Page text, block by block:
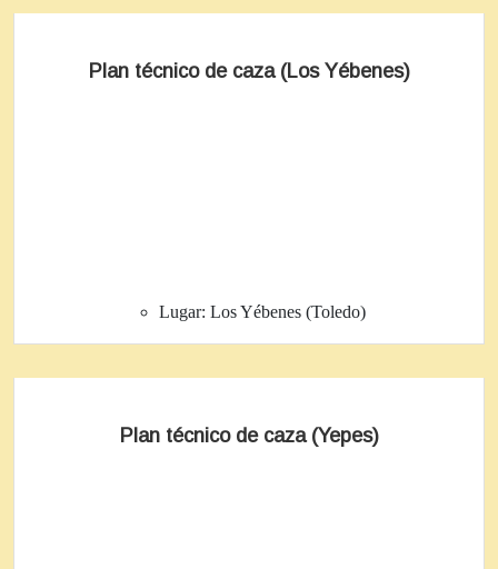
Plan técnico de caza (Los Yébenes)
Lugar: Los Yébenes (Toledo)
Plan técnico de caza (Yepes)